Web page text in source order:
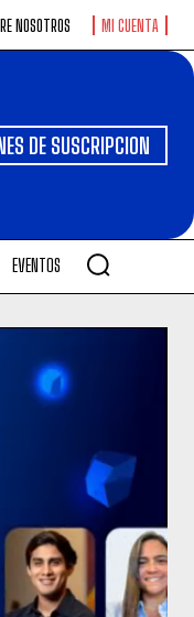
NOSOTROS MI CUENTA
DE SUSCRIPCION
EVENTOS